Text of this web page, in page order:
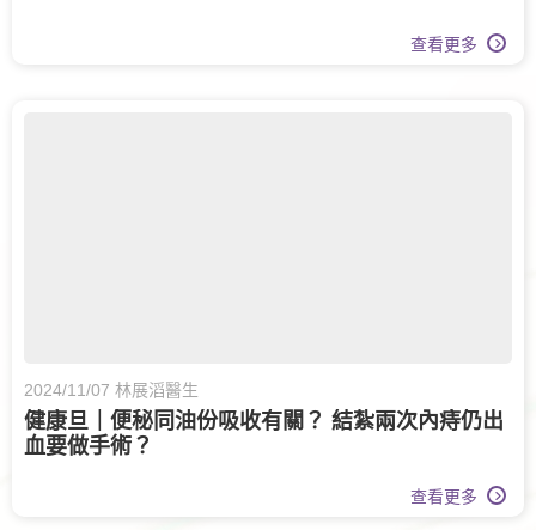
查看更多
2024/11/07 林展滔醫生
健康旦｜便秘同油份吸收有關？ 結紮兩次內痔仍出
血要做手術？
查看更多